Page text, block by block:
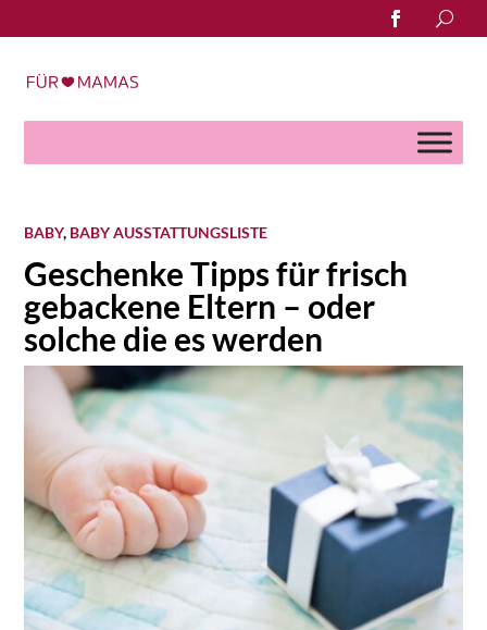
Search
for:
BABY, BABY AUSSTATTUNGSLISTE
Geschenke Tipps für frisch
gebackene Eltern – oder
solche die es werden